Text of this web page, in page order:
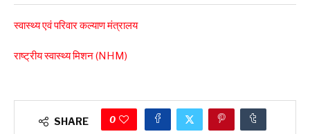
स्वास्थ्य एवं परिवार कल्याण मंत्रालय
राष्ट्रीय स्वास्थ्य मिशन (NHM)
SHARE 0